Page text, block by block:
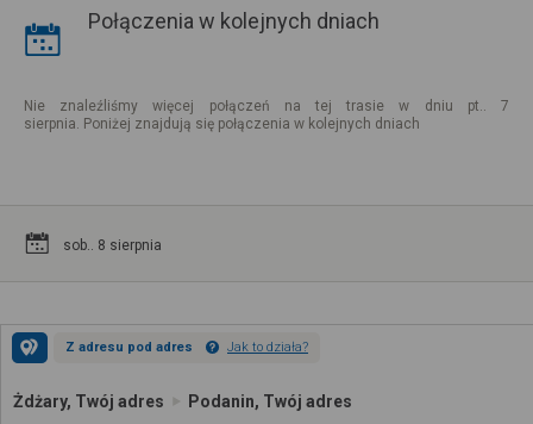
Połączenia w kolejnych dniach
Nie znaleźliśmy więcej połączeń na tej trasie w dniu pt.. 7
sierpnia. Poniżej znajdują się połączenia w kolejnych dniach
sob.. 8 sierpnia
Z adresu pod adres Jak to działa?
Żdżary, Twój adres Podanin, Twój adres